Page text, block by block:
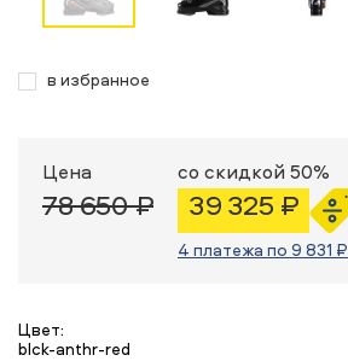
в избранное
Цена
78 650 ₽
со скидкой 50%
39 325 ₽
4 платежа по 9 831 ₽
Цвет:
blck-anthr-red